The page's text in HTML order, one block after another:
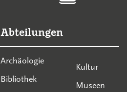
Abteilungen
Archäologie
Bibliothek
Kultur
Museen